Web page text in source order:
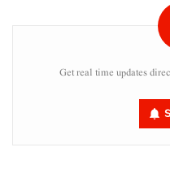
Get real time updates